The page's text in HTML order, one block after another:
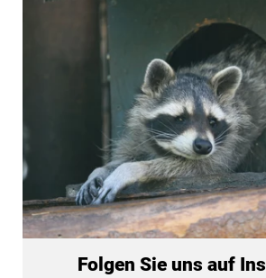
Folgen Sie uns auf